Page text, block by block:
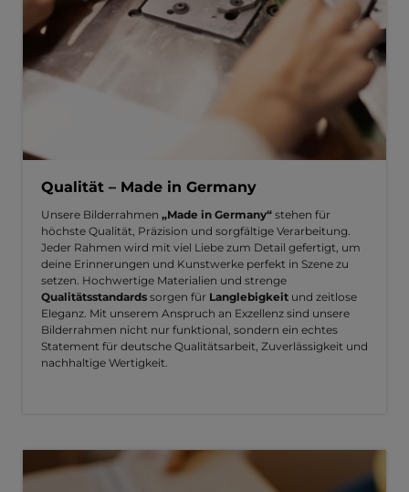
Qualität – Made in Germany
Unsere Bilderrahmen „Made in Germany“ stehen für
höchste Qualität, Präzision und sorgfältige Verarbeitung.
Jeder Rahmen wird mit viel Liebe zum Detail gefertigt, um
deine Erinnerungen und Kunstwerke perfekt in Szene zu
setzen. Hochwertige Materialien und strenge
Qualitätsstandards sorgen für Langlebigkeit und zeitlose
Eleganz. Mit unserem Anspruch an Exzellenz sind unsere
Bilderrahmen nicht nur funktional, sondern ein echtes
Statement für deutsche Qualitätsarbeit, Zuverlässigkeit und
nachhaltige Wertigkeit.